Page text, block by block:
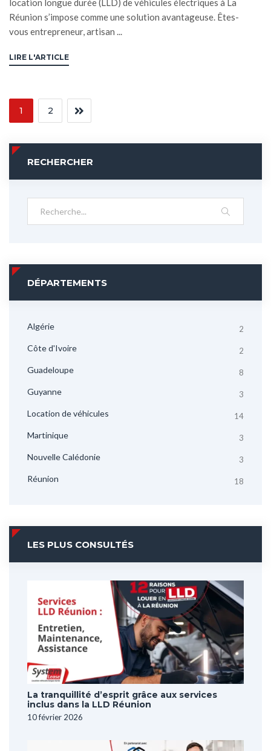
location longue durée (LLD) de véhicules électriques à La
Réunion s’impose comme une solution avantageuse. Êtes-
vous entrepreneur, artisan ...
LIRE L'ARTICLE
1 2
RECHERCHER
DÉPARTEMENTS
Algérie 2
Côte d'Ivoire 2
Guadeloupe 8
Guyanne 3
Location de véhicules 14
Martinique 3
Nouvelle Calédonie 3
Réunion 18
LES PLUS CONSULTÉS
La tranquillité d’esprit grâce aux services
inclus dans la LLD Réunion
10 février 2026